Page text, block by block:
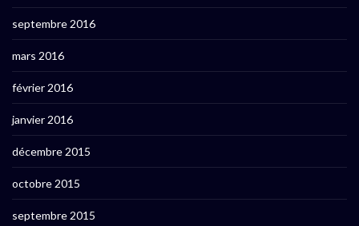
septembre 2016
mars 2016
février 2016
janvier 2016
décembre 2015
octobre 2015
septembre 2015